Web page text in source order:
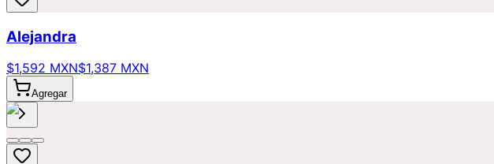
Alejandra
$1,592 MXN$1,387 MXN
Agregar